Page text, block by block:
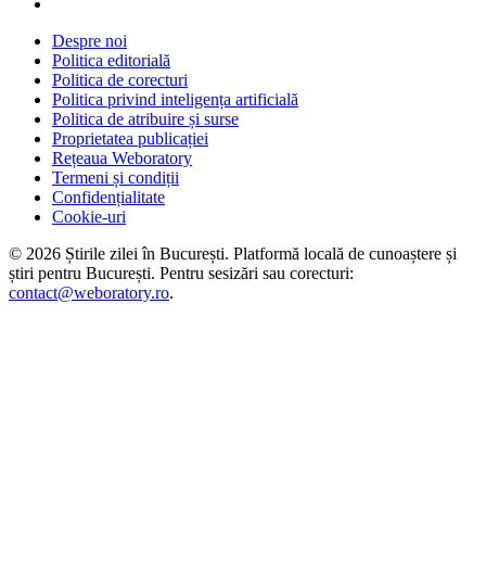
Despre noi
Politica editorială
Politica de corecturi
Politica privind inteligența artificială
Politica de atribuire și surse
Proprietatea publicației
Rețeaua Weboratory
Termeni și condiții
Confidențialitate
Cookie-uri
© 2026 Știrile zilei în București. Platformă locală de cunoaștere și
știri pentru București. Pentru sesizări sau corecturi:
contact@weboratory.ro.